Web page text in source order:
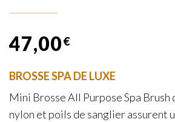
47,00€
BROSSE SPA DE LUXE
Mini Brosse All Purpose Spa
nylon et poils de sanglier assurent